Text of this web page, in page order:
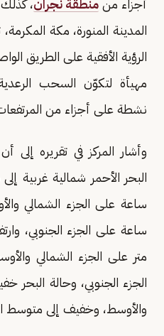
أجزاء منمنطقة نجران،
المدينة المنورة، مكة
الرؤية الأفقية على الطريق
مهيأة لتكوّن السحب
نشطة على أجزاء من المرتفعات
وأشار المركز في تقريره إلى
ساعة على الجزء الجنوبي،
متر على الجزء الشمالي
الجزء الجنوبي، وحالة البحر
والأوسط، وخفيف إلى متوسط